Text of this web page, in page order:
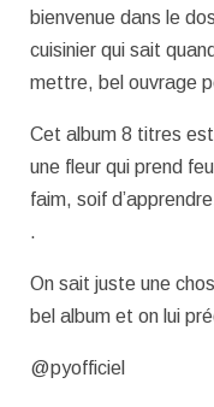
bienvenue dans le
cuisinier qui sait
mettre, bel ouvrage
Cet album 8 titres
une fleur qui prend
faim, soif
.
On sait juste une
bel album et on lui
@pyofficiel